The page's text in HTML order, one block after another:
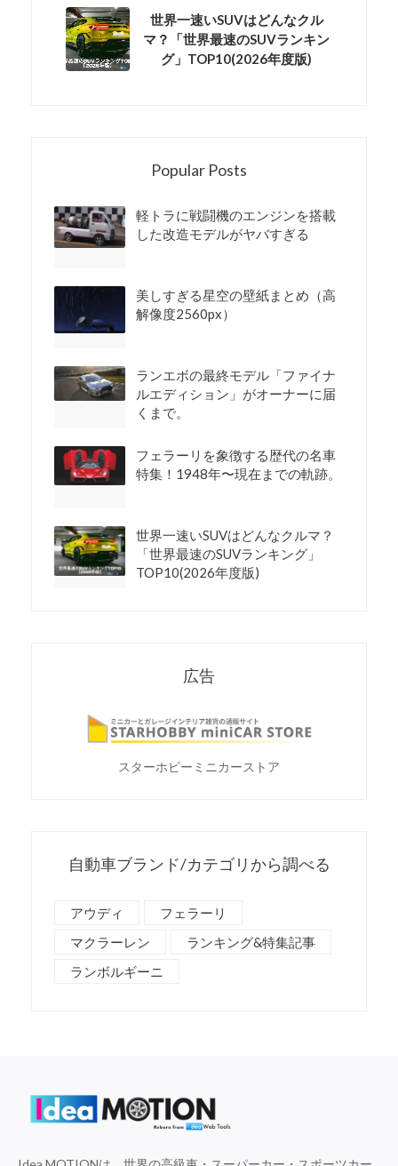
世界一速いSUVはどんなクル
マ？「世界最速のSUVランキン
グ」TOP10(2026年度版)
Popular Posts
軽トラに戦闘機のエンジンを搭載
した改造モデルがヤバすぎる
美しすぎる星空の壁紙まとめ（高
解像度2560px）
ランエボの最終モデル「ファイナ
ルエディション」がオーナーに届
くまで。
フェラーリを象徴する歴代の名車
特集！1948年〜現在までの軌跡。
世界一速いSUVはどんなクルマ？
「世界最速のSUVランキング」
TOP10(2026年度版)
広告
スターホビーミニカーストア
自動車ブランド/カテゴリから調べる
アウディ
フェラーリ
マクラーレン
ランキング&特集記事
ランボルギーニ